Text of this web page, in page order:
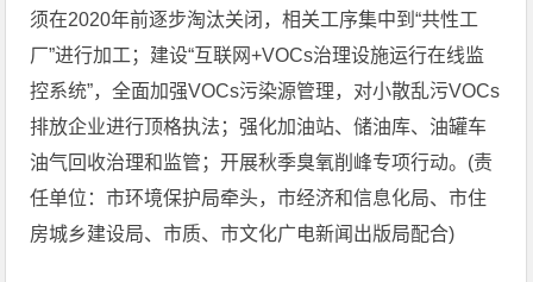
须在2020年前逐步淘汰关闭，相关工序集中到“共性工
厂”进行加工；建设“互联网+VOCs治理设施运行在线监
控系统”，全面加强VOCs污染源管理，对小散乱污VOCs
排放企业进行顶格执法；强化加油站、储油库、油罐车
油气回收治理和监管；开展秋季臭氧削峰专项行动。(责
任单位：市环境保护局牵头，市经济和信息化局、市住
房城乡建设局、市质、市文化广电新闻出版局配合)